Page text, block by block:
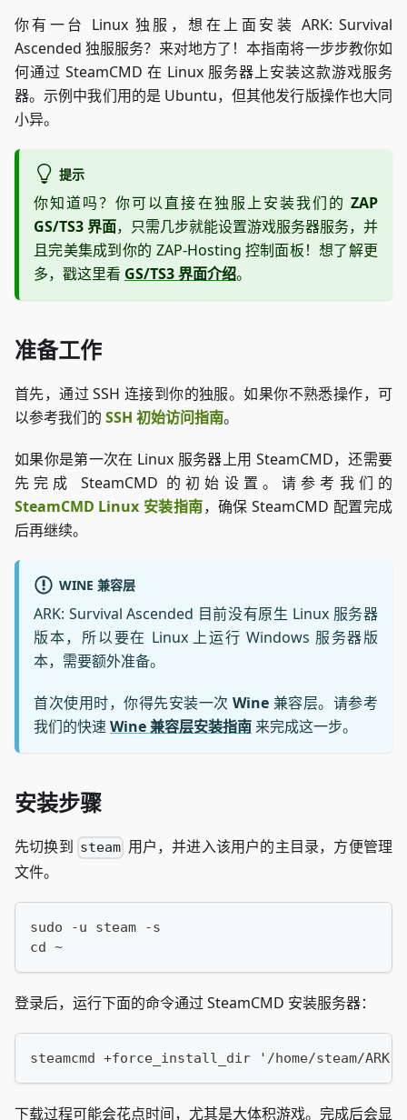
你有一台 Linux 独服，想在上面安装 ARK: Survival
Ascended 独服服务？来对地方了！本指南将一步步教你如
何通过 SteamCMD 在 Linux 服务器上安装这款游戏服务
器。示例中我们用的是 Ubuntu，但其他发行版操作也大同
小异。
提示
你知道吗？你可以直接在独服上安装我们的 ZAP
GS/TS3 界面，只需几步就能设置游戏服务器服务，并
且完美集成到你的 ZAP-Hosting 控制面板！想了解更
多，戳这里看 GS/TS3 界面介绍。
准备工作
首先，通过 SSH 连接到你的独服。如果你不熟悉操作，可
以参考我们的 SSH 初始访问指南。
如果你是第一次在 Linux 服务器上用 SteamCMD，还需要
先完成 SteamCMD 的初始设置。请参考我们的
SteamCMD Linux 安装指南，确保 SteamCMD 配置完成
后再继续。
WINE 兼容层
ARK: Survival Ascended 目前没有原生 Linux 服务器
版本，所以要在 Linux 上运行 Windows 服务器版
本，需要额外准备。
首次使用时，你得先安装一次Wine 兼容层。请参考
我们的快速Wine 兼容层安装指南 来完成这一步。
安装步骤
先切换到 steam 用户，并进入该用户的主目录，方便管理
文件。
sudo -u steam -s
cd ~
登录后，运行下面的命令通过 SteamCMD 安装服务器：
steamcmd +force_install_dir '/home/steam/
下载过程可能会花点时间，尤其是大体积游戏。完成后会显